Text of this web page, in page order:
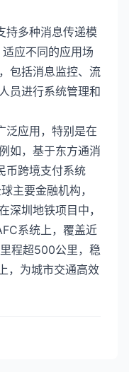
持多种消息传递模
应不同的应用场
包括消息监控、流
员进行系统管理和
泛应用，特别是在
如，基于东方通消
币跨境支付系统
主要金融机构，
深圳地铁项目中，
系统上，覆盖近
程超500公里，稳
，为城市交通高效